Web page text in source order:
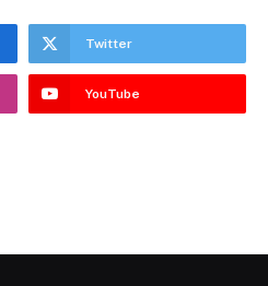
Twitter
YouTube